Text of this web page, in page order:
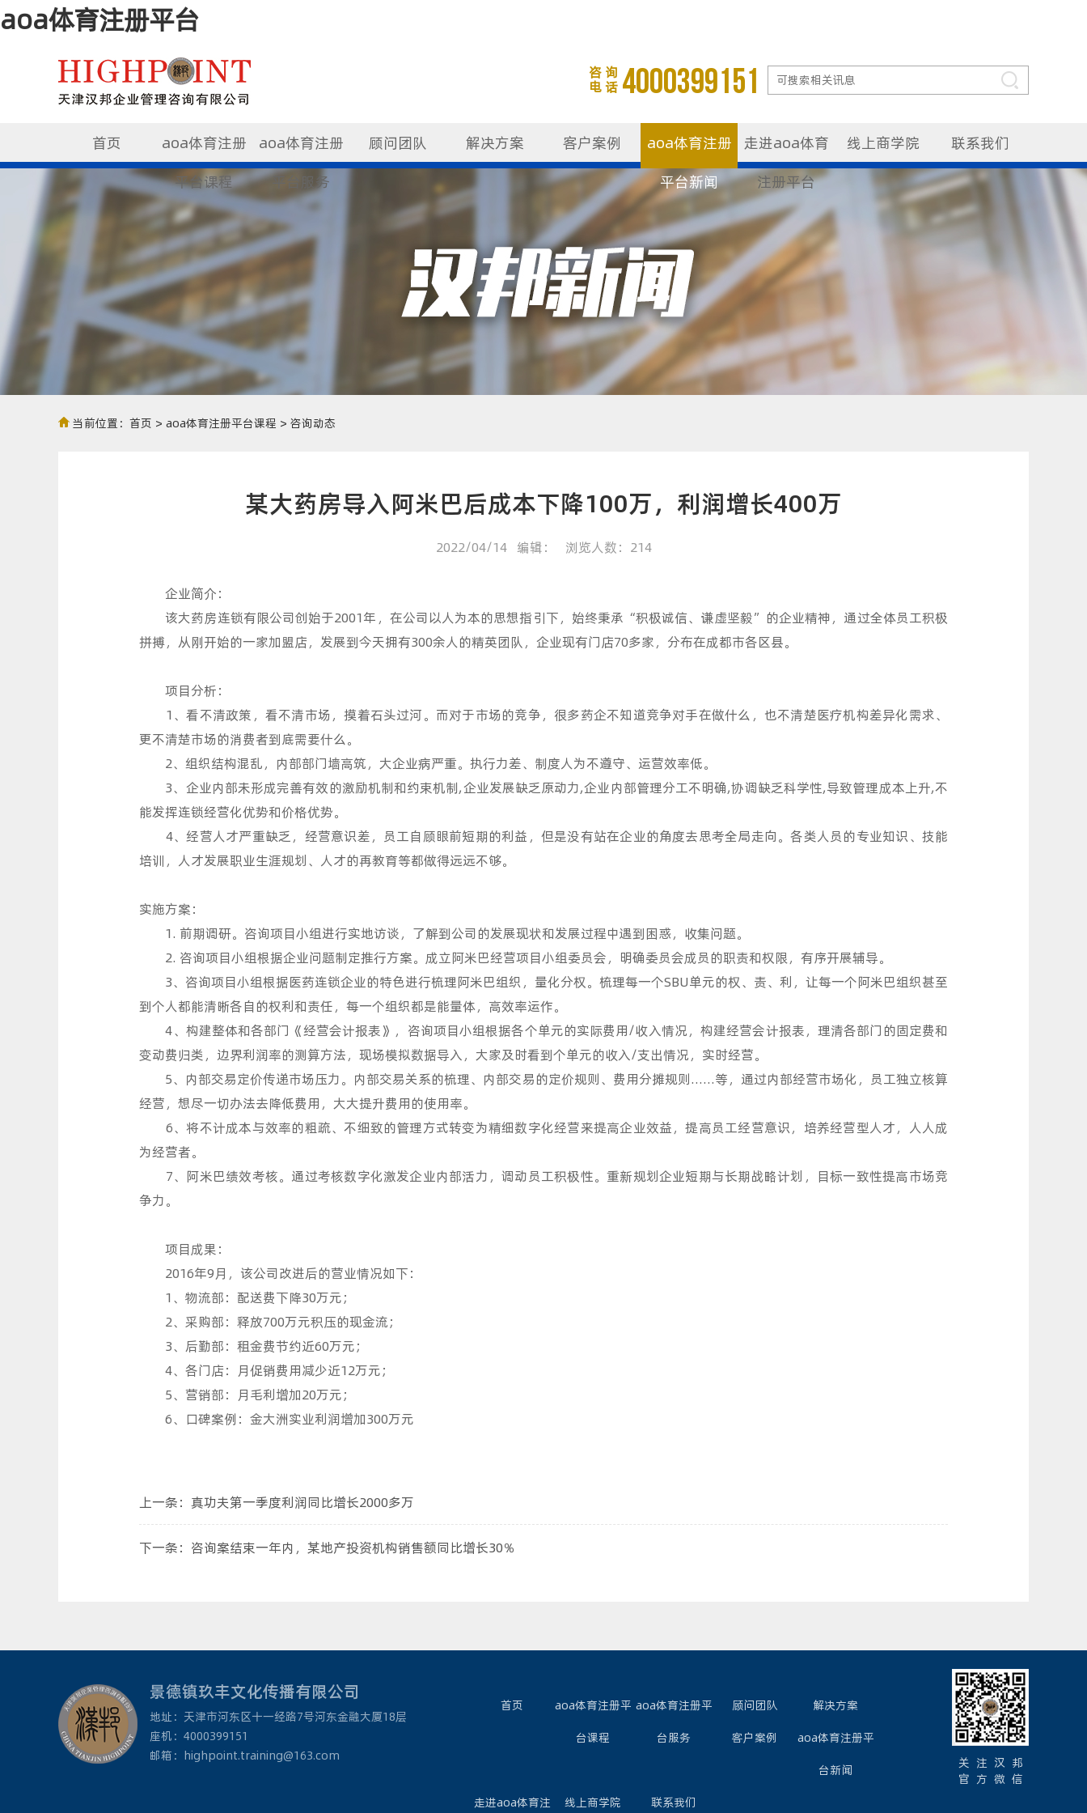
aoa体育注册平台
4000399151
咨 询
电 话
首页
aoa体育注册
平台课程
aoa体育注册
平台服务
顾问团队 解决方案 客户案例
aoa体育注册
平台新闻
走进aoa体育
注册平台
线上商学院 联系我们
当前位置： 首页 > aoa体育注册平台课程 > 咨询动态
某大药房导入阿米巴后成本下降100万，利润增长400万
2022/04/14 编辑： 浏览人数：214
企业简介：
该大药房连锁有限公司创始于2001年，在公司以人为本的思想指引下，始终秉承“积极诚信、谦虚坚毅”的企业精神，通过全体员工积极
拼搏，从刚开始的一家加盟店，发展到今天拥有300余人的精英团队，企业现有门店70多家，分布在成都市各区县。
项目分析：
1、看不清政策，看不清市场，摸着石头过河。而对于市场的竞争，很多药企不知道竞争对手在做什么，也不清楚医疗机构差异化需求、
更不清楚市场的消费者到底需要什么。
2、组织结构混乱，内部部门墙高筑，大企业病严重。执行力差、制度人为不遵守、运营效率低。
3、企业内部未形成完善有效的激励机制和约束机制,企业发展缺乏原动力,企业内部管理分工不明确,协调缺乏科学性,导致管理成本上升,不
能发挥连锁经营化优势和价格优势。
4、经营人才严重缺乏，经营意识差，员工自顾眼前短期的利益，但是没有站在企业的角度去思考全局走向。各类人员的专业知识、技能
培训，人才发展职业生涯规划、人才的再教育等都做得远远不够。
实施方案：
1. 前期调研。咨询项目小组进行实地访谈，了解到公司的发展现状和发展过程中遇到困惑，收集问题。
2. 咨询项目小组根据企业问题制定推行方案。成立阿米巴经营项目小组委员会，明确委员会成员的职责和权限，有序开展辅导。
3、咨询项目小组根据医药连锁企业的特色进行梳理阿米巴组织，量化分权。梳理每一个SBU单元的权、责、利，让每一个阿米巴组织甚至
到个人都能清晰各自的权利和责任，每一个组织都是能量体，高效率运作。
4、构建整体和各部门《经营会计报表》，咨询项目小组根据各个单元的实际费用/收入情况，构建经营会计报表，理清各部门的固定费和
变动费归类，边界利润率的测算方法，现场模拟数据导入，大家及时看到个单元的收入/支出情况，实时经营。
5、内部交易定价传递市场压力。内部交易关系的梳理、内部交易的定价规则、费用分摊规则……等，通过内部经营市场化，员工独立核算
经营，想尽一切办法去降低费用，大大提升费用的使用率。
6、将不计成本与效率的粗疏、不细致的管理方式转变为精细数字化经营来提高企业效益，提高员工经营意识，培养经营型人才，人人成
为经营者。
7、阿米巴绩效考核。通过考核数字化激发企业内部活力，调动员工积极性。重新规划企业短期与长期战略计划，目标一致性提高市场竞
争力。
项目成果：
2016年9月，该公司改进后的营业情况如下：
1、物流部：配送费下降30万元；
2、采购部：释放700万元积压的现金流；
3、后勤部：租金费节约近60万元；
4、各门店：月促销费用减少近12万元；
5、营销部：月毛利增加20万元；
6、口碑案例：金大洲实业利润增加300万元
上一条： 真功夫第一季度利润同比增长2000多万
下一条： 咨询案结束一年内，某地产投资机构销售额同比增长30％
景德镇玖丰文化传播有限公司
地址：天津市河东区十一经路7号河东金融大厦18层
座机：4000399151
邮箱：highpoint.training@163.com
首页 aoa体育注册平
台课程
aoa体育注册平
台服务
顾问团队 解决方案
客户案例 aoa体育注册平
台新闻
走进aoa体育注 线上商学院 联系我们
关 注 汉 邦
官 方 微 信